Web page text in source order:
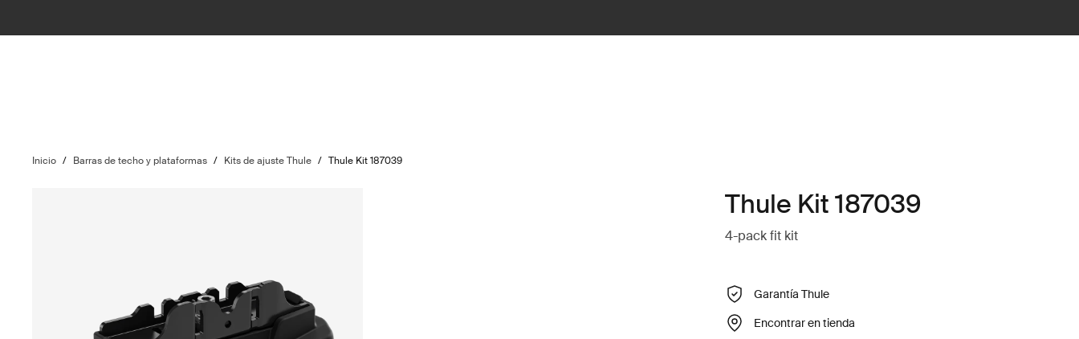
Inicio / Barras de techo y plataformas / Kits de ajuste Thule / Thule Kit 187039
Thule Kit 187039
4-pack fit kit
Garantía Thule
Encontrar en tienda